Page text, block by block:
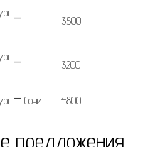
⎯
3500
⎯
3200
⎻ Сочи 4800
предложения